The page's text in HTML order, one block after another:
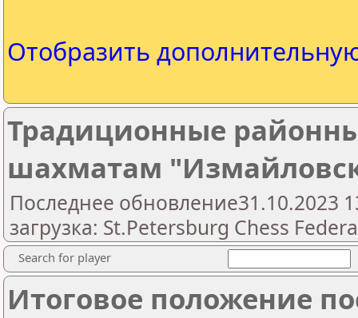
Отобразить
Традиционные
шахматам
Последнее обновление31.10.2023
загрузка: St.Petersburg Chess
Search for player
Итоговое положение